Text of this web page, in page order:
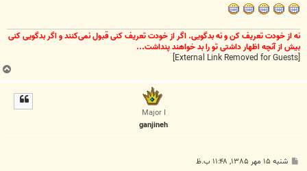
نه از خودت تعریف کن و نه بدگویی. اگر از خودت تعریف کنی قبول نمی‌کنند و اگر بدگویی کنی
بیش از آنچه اظهار داشتی تو را بد خواهند پنداشت...
ب
ا
Major I
ganjineh
پ شنبه ۱۵ مهر ۱۳۸۵, ۱۱:۴۸ ب.ظ